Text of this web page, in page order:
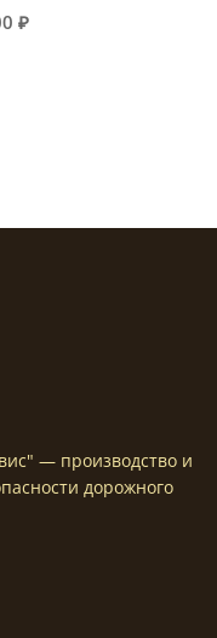
₽
— производство и
дорожного